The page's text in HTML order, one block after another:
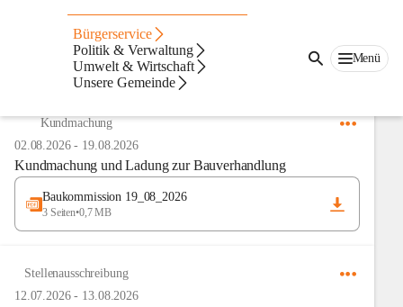
Bürgerservice
Politik & Verwaltung
Umwelt & Wirtschaft
Unsere Gemeinde
Menü
Amtstafel
Anzeigeart
Kundmachung
02.08.2026- 19.08.2026
Kundmachung und Ladung zur Bauverhandlung
Baukommission 19_08_2026
3 Seiten•0,7 MB
Stellenausschreibung
12.07.2026- 13.08.2026